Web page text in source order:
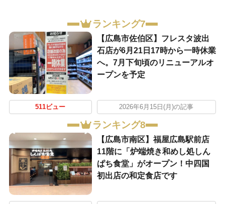
ランキング7
【広島市佐伯区】フレスタ波出
石店が6月21日17時から一時休業
へ。7月下旬頃のリニューアルオ
ープンを予定
511ビュー 2026年6月15日(月)の記事
ランキング8
【広島市南区】福屋広島駅前店
11階に「炉端焼き和めし処しん
ぱち食堂」がオープン！中四国
初出店の和定食店です